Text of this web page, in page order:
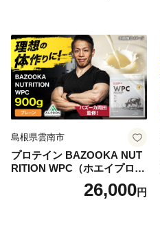
ち 本格おせち おせち予約 年
末 年始 お取り寄せ 新春 贅沢
おせち こだわりおせち 惣菜
老舗おせち ふるさと納税お
せち 御節 お節料理 正月 調理
不要 おせち料理2027
島根県雲南市
プロテイン BAZOOKA NUT
RITION WPC（ホエイプロテ
イン）＜プレーン＞ 900g｜
バズーカ岡田監修・植物由来
26,000円